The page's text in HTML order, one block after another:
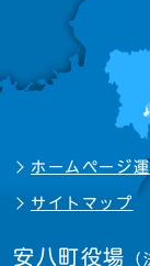
ホームページ
サイトマップ
安八町役場